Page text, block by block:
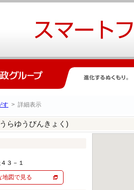
す > 詳細表示
らゆうびんきょく)
３－１
地図で見る